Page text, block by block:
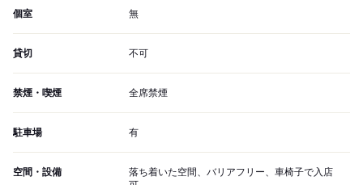
個室 無
貸切 不可
禁煙・喫煙 全席禁煙
駐車場 有
空間・設備
落ち着いた空間、バリアフリー、車椅子で入店